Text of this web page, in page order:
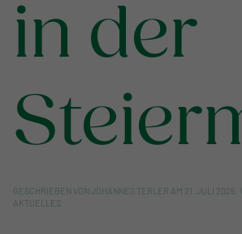
in der
GESCHRIEBEN VON JOHANNES TERLER AM 21. JULI 2026
AKTUELLES